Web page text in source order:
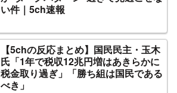
い件｜5ch速報
【5chの反応まとめ】国民民主・玉木
氏「1年で税収12兆円増はあきらかに
税金取り過ぎ」「勝ち組は国民である
べき」